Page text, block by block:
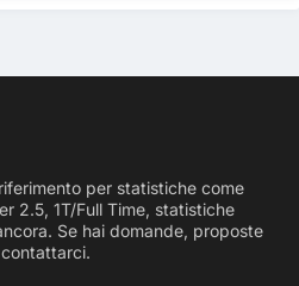
per statistiche come
2.5, 1T/Full Time, statistiche
Se hai domande, proposte